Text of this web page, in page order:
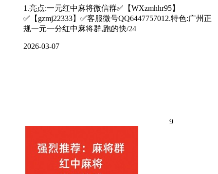
1.亮点:一元红中麻将微信群✅【WXzmhhr95】
✅【gzmj22333】✅客服微号QQ6447757012.特色:广州正
规一元一分红中麻将群,跑的快/24
2026-03-07
9